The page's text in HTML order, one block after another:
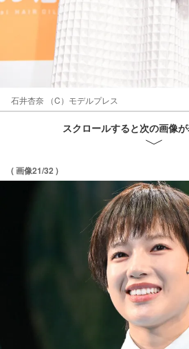
石井杏奈 （C）モデルプレス
スクロールすると次の画像
( 画像21/32 )